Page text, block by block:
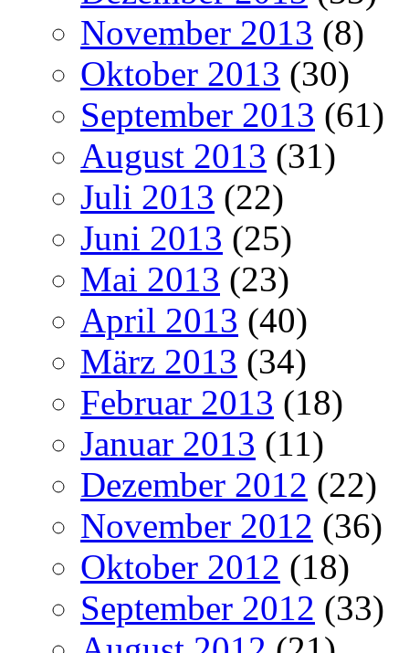
November 2013 (8)
Oktober 2013 (30)
September 2013 (61)
August 2013 (31)
Juli 2013 (22)
Juni 2013 (25)
Mai 2013 (23)
April 2013 (40)
März 2013 (34)
Februar 2013 (18)
Januar 2013 (11)
Dezember 2012 (22)
November 2012 (36)
Oktober 2012 (18)
September 2012 (33)